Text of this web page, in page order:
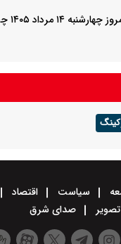
۱۴۰۵ چقدر شد؟+ جدول
سیاست اقتصاد
تصویر صدای شرق